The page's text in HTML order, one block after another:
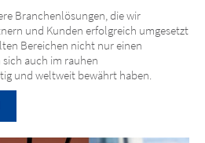
Branchenlösungen, die wir
und Kunden erfolgreich umgesetzt
Bereichen nicht nur einen
auch im rauhen
und weltweit bewährt haben.